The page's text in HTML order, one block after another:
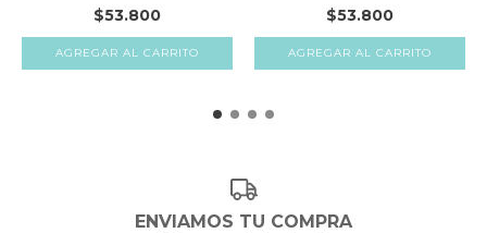
$53.800 $53.800
ENVIAMOS TU COMPRA